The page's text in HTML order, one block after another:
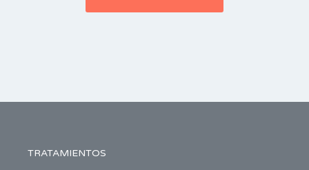
TRATAMIENTOS